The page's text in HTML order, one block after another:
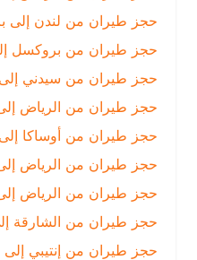
حجز طيران من لندن إلى
حجز طيران من بروكسل إلى
حجز طيران من سيدني إلى
حجز طيران من الرياض إلى
حجز طيران من أوساكا إلى
حجز طيران من الرياض إلى
حجز طيران من الرياض إلى
حجز طيران من الشارقة إلى
حجز طيران من إنتيبي إلى